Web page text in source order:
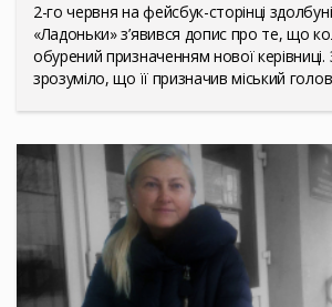
2-го червня на фейсбук-сторінці
«Ладоньки» з’явився допис про те, що
обурений призначенням нової керівниці.
зрозуміло, що її призначив міський